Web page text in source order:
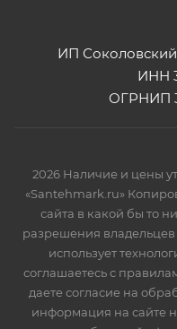
ИП
ИНН
ОГРНИП
2026 Наличие и цены
«Santehmark.ru»
сайта в какой бы то
разрешения
использует
соглашаетесь с
даете согласие на
информация на сайте